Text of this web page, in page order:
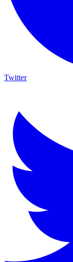
Twitter